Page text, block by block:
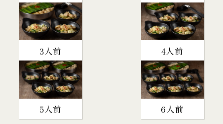
3人前 4人前
5人前 6人前